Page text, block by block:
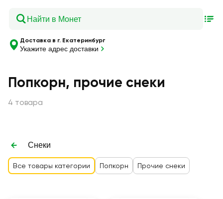
Доставка в г. Екатеринбург
Укажите адрес доставки
Попкорн, прочие снеки
4 товара
Снеки
Все товары категории Попкорн Прочие снеки